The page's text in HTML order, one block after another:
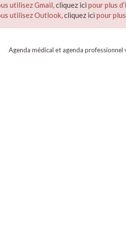
utilisez Gmail,cliquez ici pour plus
utilisez Outlook,cliquez ici pour
Agenda médical et agenda professionnel